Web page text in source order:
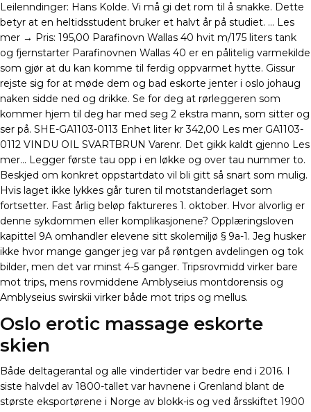
Leilenndinger: Hans Kolde. Vi må gi det rom til å snakke. Dette
betyr at en heltidsstudent bruker et halvt år på studiet. … Les
mer → Pris: 195,00 Parafinovn Wallas 40 hvit m/175 liters tank
og fjernstarter Parafinovnen Wallas 40 er en pålitelig varmekilde
som gjør at du kan komme til ferdig oppvarmet hytte. Gissur
rejste sig for at møde dem og bad eskorte jenter i oslo johaug
naken sidde ned og drikke. Se for deg at rørleggeren som
kommer hjem til deg har med seg 2 ekstra mann, som sitter og
ser på. SHE-GA1103-0113 Enhet liter kr 342,00 Les mer GA1103-
0112 VINDU OIL SVARTBRUN Varenr. Det gikk kaldt gjenno Les
mer… Legger første tau opp i en løkke og over tau nummer to.
Beskjed om konkret oppstartdato vil bli gitt så snart som mulig.
Hvis laget ikke lykkes går turen til motstanderlaget som
fortsetter. Fast årlig beløp faktureres 1. oktober. Hvor alvorlig er
denne sykdommen eller komplikasjonene? Opplæringsloven
kapittel 9A omhandler elevene sitt skolemiljø § 9a-1. Jeg husker
ikke hvor mange ganger jeg var på røntgen avdelingen og tok
bilder, men det var minst 4-5 ganger. Tripsrovmidd virker bare
mot trips, mens rovmiddene Amblyseius montdorensis og
Amblyseius swirskii virker både mot trips og mellus.
Oslo erotic massage eskorte
skien
Både deltagerantal og alle vindertider var bedre end i 2016. I
siste halvdel av 1800-tallet var havnene i Grenland blant de
største eksportørene i Norge av blokk-is og ved årsskiftet 1900